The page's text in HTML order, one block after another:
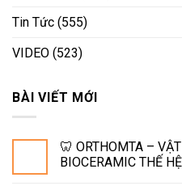
Tin Tức (555)
VIDEO (523)
BÀI VIẾT MỚI
🦷 ORTHOMTA –
BIOCERAMIC THẾ